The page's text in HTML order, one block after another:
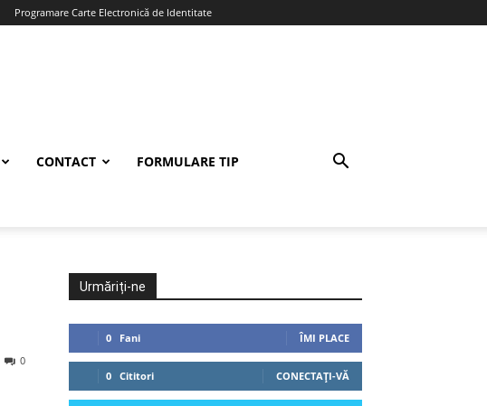
Programare Carte Electronică de Identitate
CONTACT FORMULARE TIP
0
Urmăriți-ne
0 Fani ÎMI PLACE
0 Cititori CONECTAȚI-VĂ